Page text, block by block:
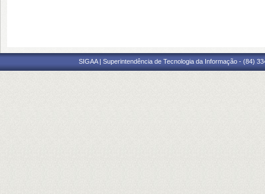
SIGAA | Superintendência de Tecnologia da Informação - (84)